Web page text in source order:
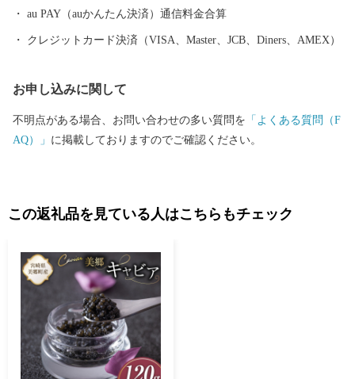
au PAY（auかんたん決済）通信料金合算
クレジットカード決済（VISA、Master、JCB、Diners、AMEX）
お申し込みに関して
不明点がある場合、お問い合わせの多い質問を 「よくある質問（F
AQ）」 に掲載しておりますのでご確認ください。
この返礼品を見ている人はこちらもチェック